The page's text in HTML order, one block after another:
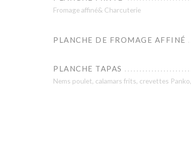
Fromage affiné& Charcuterie
PLANCHE DE FROMAGE AFFINÉ
PLANCHE TAPAS
Nems poulet, calamars frits, crevettes